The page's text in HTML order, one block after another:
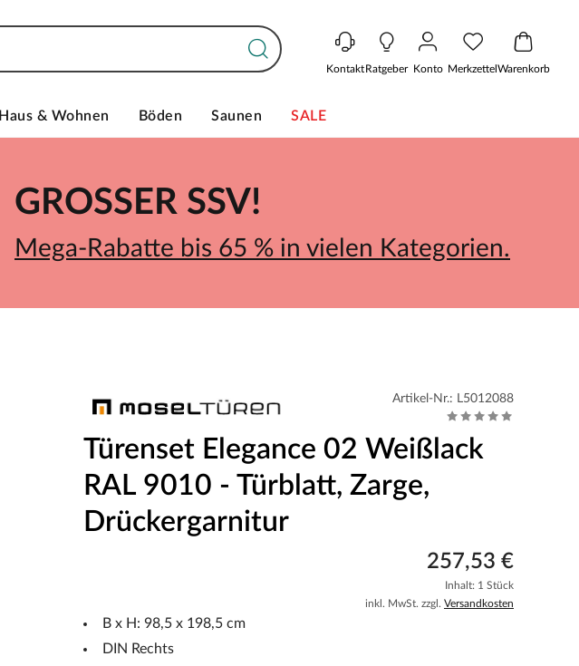
KontaktRatgeber Konto MerkzettelWarenkorb
Haus & Wohnen Böden Saunen SALE
GROSSER SSV!
Mega-Rabatte bis 65 % in vielen Kategorien.
Artikel-Nr.: L5012088
Türenset Elegance 02 Weißlack
RAL 9010 - Türblatt, Zarge,
Drückergarnitur
257,53 €
Inhalt: 1 Stück
inkl. MwSt. zzgl. Versandkosten
B x H: 98,5 x 198,5 cm
DIN Rechts